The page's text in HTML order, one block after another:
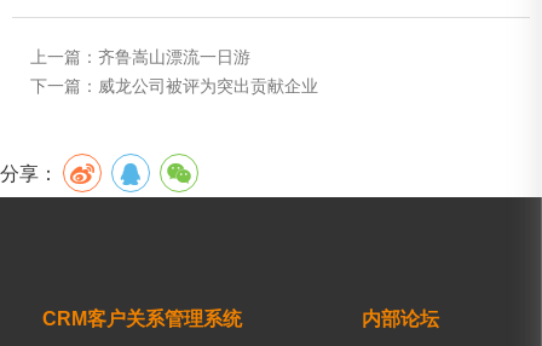
上一篇： 齐鲁嵩山漂流一日游
下一篇： 威龙公司被评为突出贡献企业
分享：
CRM客户关系管理系统 内部论坛